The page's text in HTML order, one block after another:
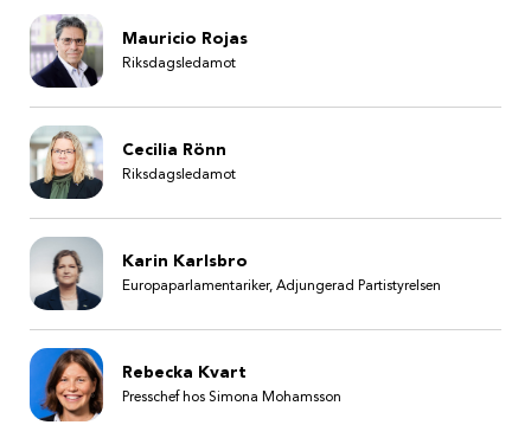
Mauricio Rojas
Riksdagsledamot
Cecilia Rönn
Riksdagsledamot
Karin Karlsbro
Europaparlamentariker, Adjungerad Partistyrelsen
Rebecka Kvart
Presschef hos Simona Mohamsson